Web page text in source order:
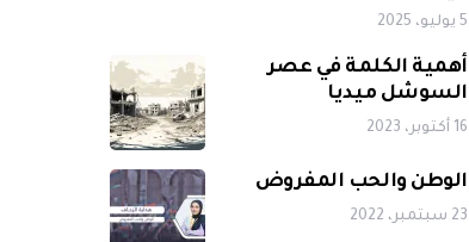
5 يوليو، 2025
أهمية الكلمة في عصر
السوشل ميديا
16 أكتوبر، 2023
الوطن والحب المفروض
23 سبتمبر، 2022